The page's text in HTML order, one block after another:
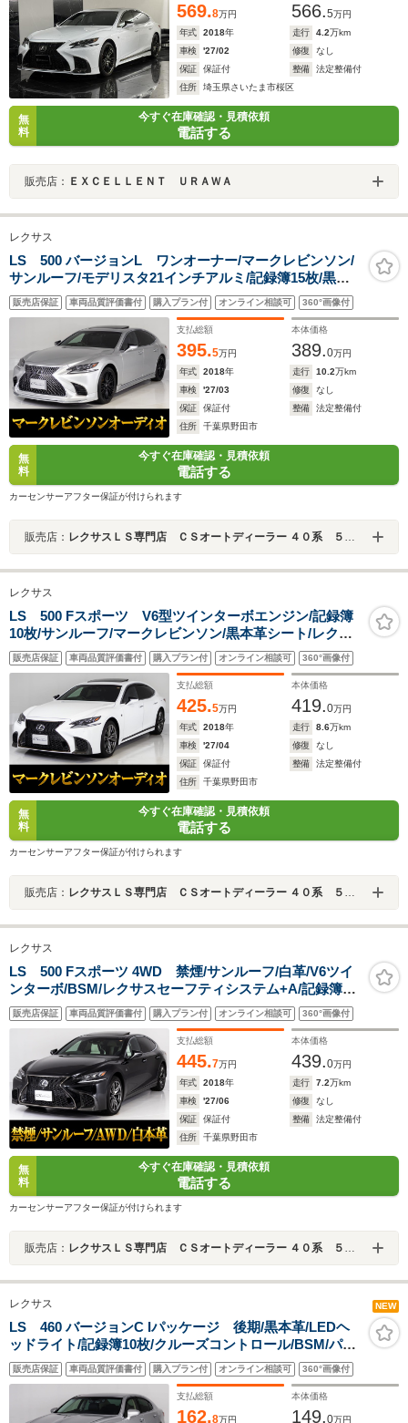
569.8万円 566.5万円
年式
2018年 走行 4.2万km
車検
'27/02 修復
なし
保証
保証付 整備
法定整備付
住所
埼玉県さいたま市桜区
無
料
今すぐ在庫確認・見積依頼
電話する
販売店： ＥＸＣＥＬＬＥＮＴ ＵＲＡＷＡ
レクサス
LS 500 バージョンL ワンオーナー/マークレビンソン/
サンルーフ/モデリスタ21インチアルミ/記録簿15枚/黒本
革シート/レクサスセーフティシステム+A/パノラミックビ
ュー/エアロカスタム/V6型ツインターボ/デジタルインナ
販売店保証 車両品質評価書付 購入プラン付 オンライン相談可 360°画像付
支払総額
395.5万円
本体価格
389.0万円
年式
2018年 走行 10.2万km
車検
'27/03 修復
なし
保証
保証付 整備
法定整備付
住所
千葉県野田市
無
料
今すぐ在庫確認・見積依頼
電話する
カーセンサーアフター保証が付けられます
販売店： レクサスＬＳ専門店 ＣＳオートディーラー ４０系 ５０系 ＬＳ／ＬＳハイブリッド 中古車専門店
レクサス
LS 500 Fスポーツ V6型ツインターボエンジン/記録簿
10枚/サンルーフ/マークレビンソン/黒本革シート/レクサ
スセーフティシステム+A/デジタルインナーミラー/ハンズ
フリーパワートランク/全周囲カメラ/プリクラッシュ/レー
ダークルーズ
販売店保証 車両品質評価書付 購入プラン付 オンライン相談可 360°画像付
支払総額
425.5万円
本体価格
419.0万円
年式
2018年 走行 8.6万km
車検
'27/04 修復
なし
保証
保証付 整備
法定整備付
住所
千葉県野田市
無
料
今すぐ在庫確認・見積依頼
電話する
カーセンサーアフター保証が付けられます
販売店： レクサスＬＳ専門店 ＣＳオートディーラー ４０系 ５０系 ＬＳ／ＬＳハイブリッド 中古車専門店
レクサス
LS 500 Fスポーツ 4WD 禁煙/サンルーフ/白革/V6ツイ
ンターボ/BSM/レクサスセーフティシステム+A/記録簿8
枚/パノラミックビューモニター/ハンズフリーパワートラ
ンク/デジタルインナーミラー/AWD/専用20インチアルミ
販売店保証 車両品質評価書付 購入プラン付 オンライン相談可 360°画像付
支払総額
445.7万円
本体価格
439.0万円
年式
2018年 走行 7.2万km
車検
'27/06 修復
なし
保証
保証付 整備
法定整備付
住所
千葉県野田市
無
料
今すぐ在庫確認・見積依頼
電話する
カーセンサーアフター保証が付けられます
販売店： レクサスＬＳ専門店 ＣＳオートディーラー ４０系 ５０系 ＬＳ／ＬＳハイブリッド 中古車専門店
レクサス NEW
LS 460 バージョンC Iパッケージ 後期/黒本革/LEDヘ
ッドライト/記録簿10枚/クルーズコントロール/BSM/パワ
ートランク/エアシート&シートヒーター/助手席オットマ
ン/HDDマルチナビ/Bluetooth/クリアランスソナー/オート
ハイビーム/コンビハンドル
販売店保証 車両品質評価書付 購入プラン付 オンライン相談可 360°画像付
支払総額
162.8万円
本体価格
149.0万円